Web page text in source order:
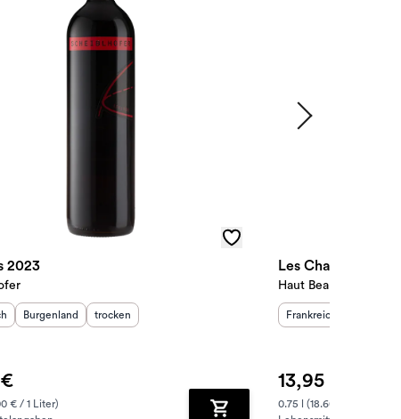
2023
:Herkunftsregion:
Burgenland Geschmack
trocken
€ / 1 Liter)
Les Charmes de
Haut Beaumard
Herkunftsland
Frankreich
13,95 €
0.75 l (18.60 € / 1 Liter)